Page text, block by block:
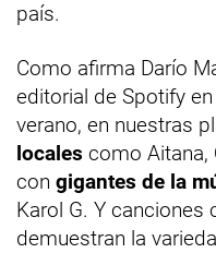
país.
Como afirma Darío
editorial de Spotify en
verano, en nuestras
locales como Aitana,
con gigantes de la
Karol G. Y canciones
demuestran la